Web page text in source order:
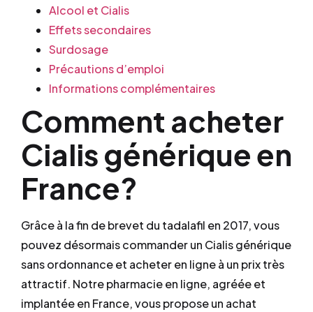
Alcool et Cialis
Effets secondaires
Surdosage
Précautions d’emploi
Informations complémentaires
Comment acheter
Cialis générique en
France?
Grâce à la fin de brevet du tadalafil en 2017, vous
pouvez désormais commander un Cialis générique
sans ordonnance et acheter en ligne à un prix très
attractif. Notre pharmacie en ligne, agréée et
implantée en France, vous propose un achat